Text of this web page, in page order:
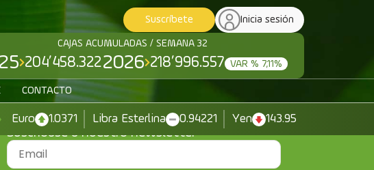
Suscríbete Inicia sesión
CAJAS ACUMULADAS / SEMANA 32
204’458.3222026 218’996.557 VAR % 7,11%
CONTACTO
Euro 1.0371 Libra Esterlina 0.94221 Yen 143.95
Suscríbase a nuestro newsletter